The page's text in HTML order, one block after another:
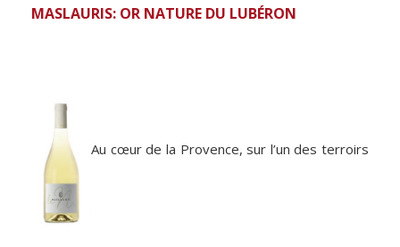
MASLAURIS: OR NATURE DU LUBÉRON
Au cœur de la Provence, sur l’un des terroirs